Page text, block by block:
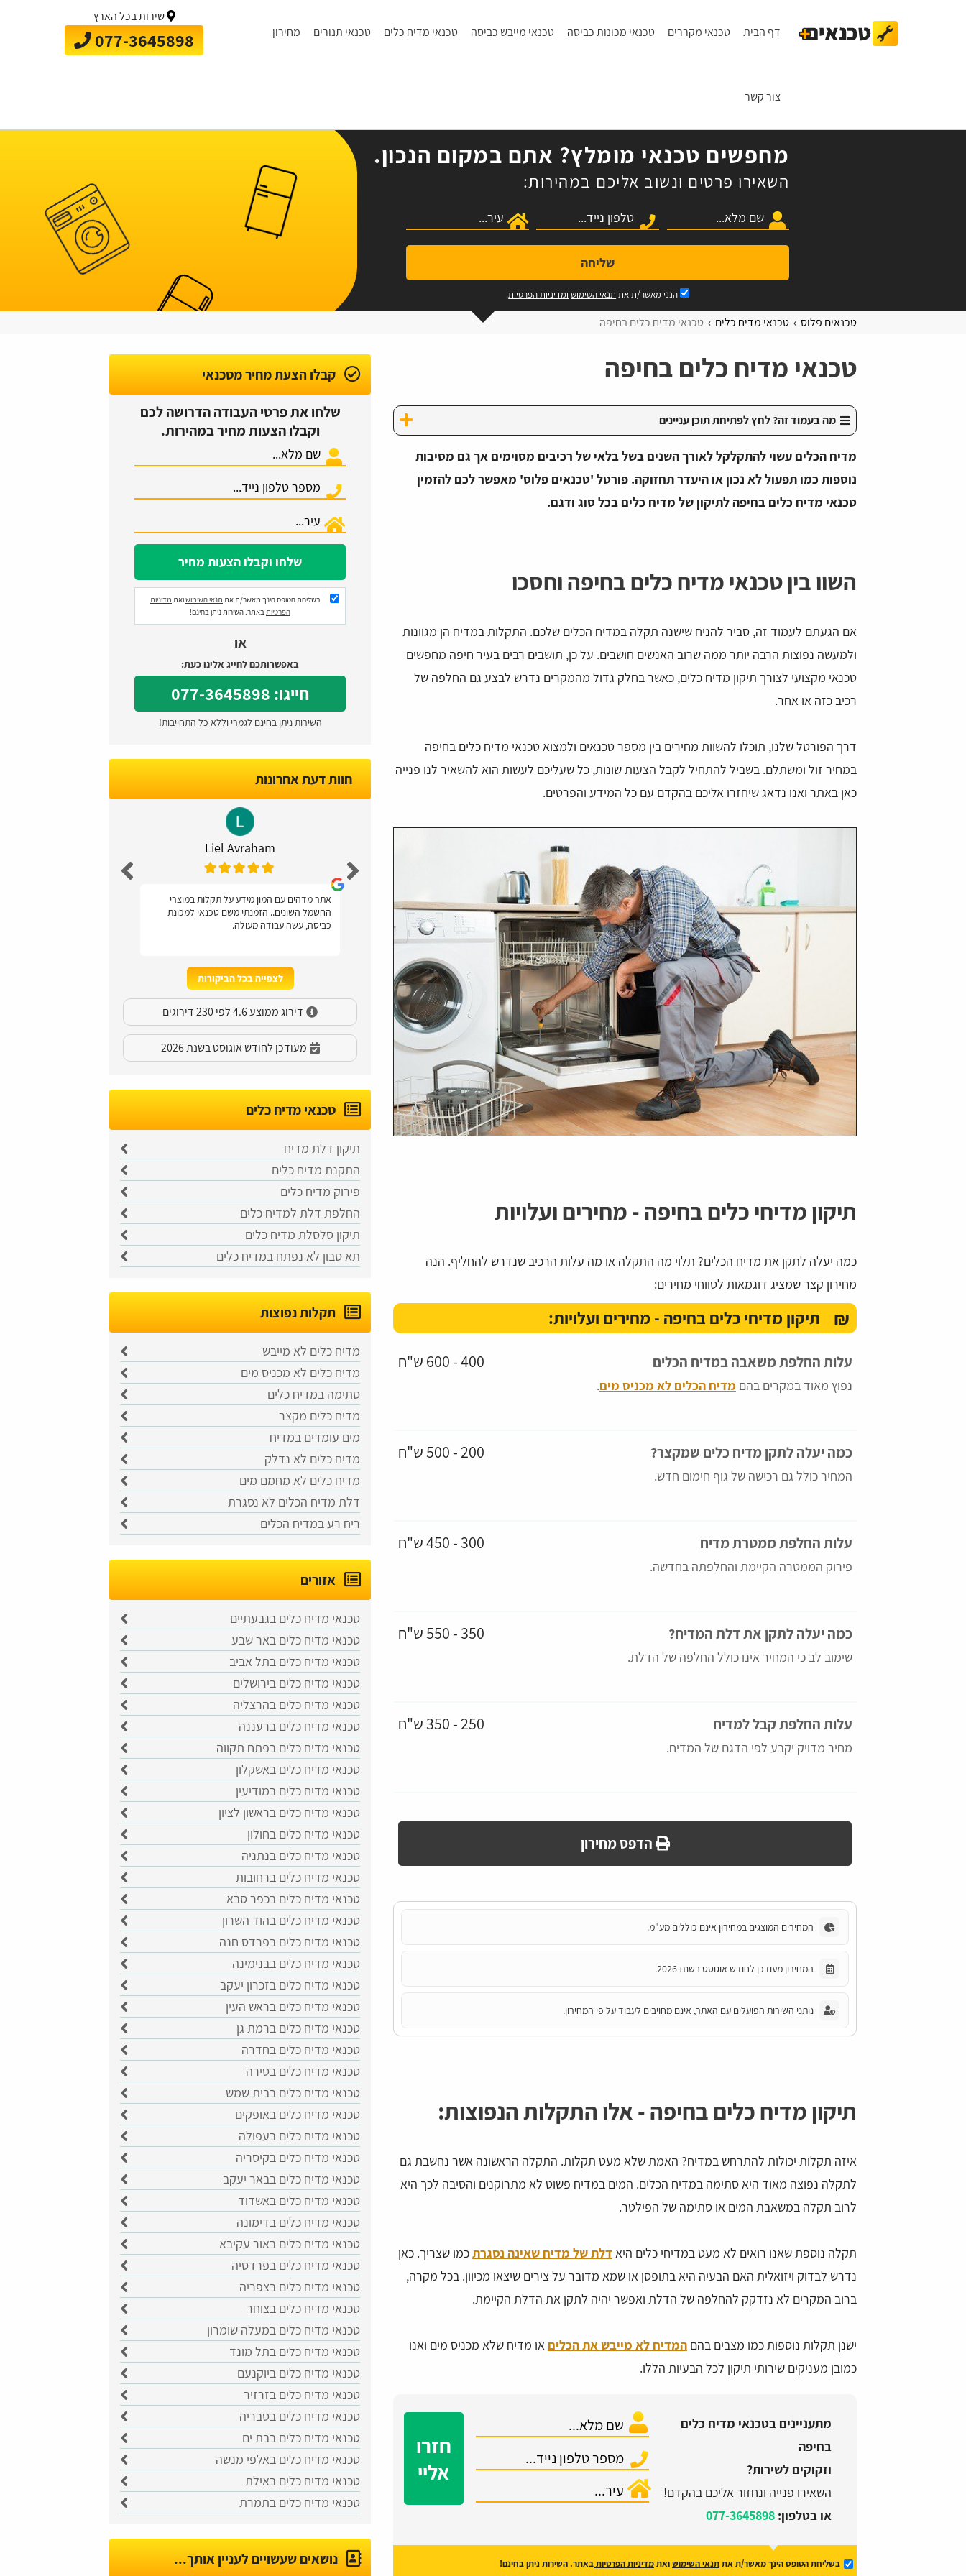
דף הבית טכנאי מקררים טכנאי מכונות כביסה טכנאי מייבש כביסה טכנאי מדיח כלים טכנאי תנורים מחירון
צור קשר
שירות בכל הארץ
077-3645898
מחפשים טכנאי מומלץ? אתם במקום הנכון.
השאירו פרטים ונשוב אליכם במהירות:
שליחה
הנני מאשר/ת את תנאי השימוש ומדיניות הפרטיות.
טכנאים פלוס טכנאי מדיח כלים טכנאי מדיח כלים בחיפה
טכנאי מדיח כלים בחיפה
מה בעמוד זה? לחץ לפתיחת תוכן עניינים
מדיח הכלים עשוי להתקלקל לאורך השנים בשל בלאי של רכיבים מסוימים אך גם מסיבות
נוספות כמו תפעול לא נכון או היעדר תחזוקה. פורטל 'טכנאים פלוס' מאפשר לכם להזמין
טכנאי מדיח כלים בחיפה לתיקון של מדיח כלים בכל סוג ודגם.
השוו בין טכנאי מדיח כלים בחיפה וחסכו
אם הגעתם לעמוד זה, סביר להניח שישנה תקלה במדיח הכלים שלכם. התקלות במדיח הן מגוונות
ולמעשה נפוצות הרבה יותר ממה שרוב האנשים חושבים. על כן, תושבים רבים בעיר חיפה מחפשים
טכנאי מקצועי לצורך תיקון מדיח כלים, כאשר בחלק גדול מהמקרים נדרש לבצע גם החלפה של
רכיב כזה או אחר.
דרך הפורטל שלנו, תוכלו להשוות מחירים בין מספר טכנאים ולמצוא טכנאי מדיח כלים בחיפה
במחיר זול ומשתלם. בשביל להתחיל לקבל הצעות שונות, כל שעליכם לעשות הוא להשאיר לנו פנייה
כאן באתר ואנו נדאג שיחזרו אליכם בהקדם עם כל המידע והפרטים.
תיקון מדיחי כלים בחיפה - מחירים ועלויות
כמה יעלה לתקן את מדיח הכלים? תלוי מה התקלה או מה עלות הרכיב שנדרש להחליף. הנה
מחירון קצר שמציג דוגמאות לטווחי מחירים:
₪ תיקון מדיחי כלים בחיפה - מחירים ועלויות:
עלות החלפת משאבה במדיח הכלים
נפוץ מאוד במקרים בהם מדיח הכלים לא מכניס מים.
400 - 600 ש"ח
כמה יעלה לתקן מדיח כלים שמקצר?
המחיר כולל גם רכישה של גוף חימום חדש.
200 - 500 ש"ח
עלות החלפת ממטרת מדיח
פירוק הממטרה הקיימת והחלפתה בחדשה.
300 - 450 ש"ח
כמה יעלה לתקן את דלת המדיח?
שימוב לב כי המחיר אינו כולל החלפה של הדלת.
350 - 550 ש"ח
עלות החלפת קבל למדיח
מחיר מדויק יקבע לפי הדגם של המדיח.
250 - 350 ש"ח
הדפס מחירון
המחירים המוצגים במחירון אינם כוללים מע"מ.
המחירון מעודכן לחודש אוגוסט בשנת 2026.
נותני השירות הפועלים עם האתר, אינם מחויבים לעבוד על פי המחירון.
תיקון מדיח כלים בחיפה - אלו התקלות הנפוצות:
איזה תקלות יכולות להתרחש במדיח? האמת שלא מעט תקלות. התקלה הראשונה אשר נחשבת גם
לתקלה נפוצה מאוד היא סתימה במדיח הכלים. המים במדיח פשוט לא מתרוקנים והסיבה לכך היא
לרוב תקלה במשאבת המים או סתימה של הפילטר.
תקלה נוספת שאנו רואים לא מעט במדיחי כלים היא דלת של מדיח שאינה נסגרתכמו שצריך. כאן
נדרש לבדוק ויזואלית האם הבעיה היא בתופסן או שמא מדובר על צירים שיצאו מכיוון. בכל מקרה,
ברוב המקרים לא נזדקק להחלפה של הדלת ואפשר יהיה לתקן את הדלת הקיימת.
ישנן תקלות נוספות כמו מצבים בהם המדיח לא מייבש את הכלים או מדיח שלא מכניס מים ואנו
כמובן מעניקים שירותי תיקון לכל הבעיות הללו.
מתעניינים בטכנאי מדיח כלים
בחיפה
וזקוקים לשירות?
השאירו פנייה ונחזור אליכם בהקדם!
או בטלפון: 077-3645898
חזרו
אליי
בשליחת הטופס הינך מאשר/ת אתתנאי השימושואתמדיניות הפרטיותבאתר. השירות ניתן בחינם!
קבלו הצעת מחיר מטכנאי
שלחו את פרטי העבודה הדרושה לכם
וקבלו הצעות מחיר במהירות.
בשליחת הטופס הינך מאשר/ת את תנאי השימושואת מדיניות
הפרטיות באתר. השירות ניתן בחינם!
או
באפשרותכם לחייג אלינו כעת:
חייגו: 077-3645898
השירות ניתן בחינם לגמרי וללא כל התחייבות!
חוות דעת אחרונות
Liel Avraham
אתר מדהים עם המון מידע על תקלות במוצרי
החשמל השונים.. הזמנתי משם טכנאי למכונת
כביסה, עשה עבודה מעולה.
הייתה לי בעיה במקרר של טפטוף מים, ונעזרתי
בטכנאים פלוס בשביל למצוא טכנאי מקררים
במחיר מצוין, המון תודה על העזרה!
מצאתי דרך האתר טכנאי למכונת הכביסה שלי,
חסך לי די הרבה זמן ואנרגיה של חיפושים. האתר
ממש נוח ומזמין. שאפו!
לצפייה בכל הביקורות
דירוג ממוצע 4.6 לפי 230 דירוגים
מעודכן לחודש אוגוסט בשנת 2026
טכנאי מדיח כלים
תיקון דלת מדיח
התקנת מדיח כלים
פירוק מדיח כלים
החלפת דלת למדיח כלים
תיקון סלסלת מדיח כלים
תא סבון לא נפתח במדיח כלים
תקלות נפוצות
מדיח כלים לא מייבש
מדיח כלים לא מכניס מים
סתימה במדיח כלים
מדיח כלים מקצר
מים עומדים במדיח
מדיח כלים לא נדלק
מדיח כלים לא מחמם מים
דלת מדיח הכלים לא נסגרת
ריח רע במדיח הכלים
אזורים
טכנאי מדיח כלים בגבעתיים
טכנאי מדיח כלים באר שבע
טכנאי מדיח כלים בתל אביב
טכנאי מדיח כלים בירושלים
טכנאי מדיח כלים בהרצליה
טכנאי מדיח כלים ברעננה
טכנאי מדיח כלים בפתח תקווה
טכנאי מדיח כלים באשקלון
טכנאי מדיח כלים במודיעין
טכנאי מדיח כלים בראשון לציון
טכנאי מדיח כלים בחולון
טכנאי מדיח כלים בנתניה
טכנאי מדיח כלים ברחובות
טכנאי מדיח כלים בכפר סבא
טכנאי מדיח כלים בהוד השרון
טכנאי מדיח כלים בפרדס חנה
טכנאי מדיח כלים בבנימינה
טכנאי מדיח כלים בזכרון יעקב
טכנאי מדיח כלים בראש העין
טכנאי מדיח כלים ברמת גן
טכנאי מדיח כלים בחדרה
טכנאי מדיח כלים בטירה
טכנאי מדיח כלים בבית שמש
טכנאי מדיח כלים באופקים
טכנאי מדיח כלים בעפולה
טכנאי מדיח כלים בקיסריה
טכנאי מדיח כלים בבאר יעקב
טכנאי מדיח כלים באשדוד
טכנאי מדיח כלים בדימונה
טכנאי מדיח כלים באור עקיבא
טכנאי מדיח כלים בפרדסיה
טכנאי מדיח כלים בצפריה
טכנאי מדיח כלים בצוחר
טכנאי מדיח כלים במעלה שומרון
טכנאי מדיח כלים בתל מונד
טכנאי מדיח כלים ביוקנעם
טכנאי מדיח כלים בזרזיר
טכנאי מדיח כלים בטבריה
טכנאי מדיח כלים בבת ים
טכנאי מדיח כלים באלפי מנשה
טכנאי מדיח כלים באילת
טכנאי מדיח כלים בתמרת
נושאים שעשויים לעניין אותך...